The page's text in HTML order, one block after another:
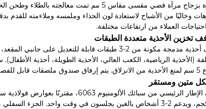
العملاء من ارتفاعات مختلفة.
(الأحذية الرياضية، الكعب العالي، الأحذية الطويلة، أحذية
الحذاء والمواد والسعر.
يتكون الإطار الرئيسي من سبائك
150 كجم، ويدعم 2-3 أشخاص بالغين يجلسون في وقت واحد.